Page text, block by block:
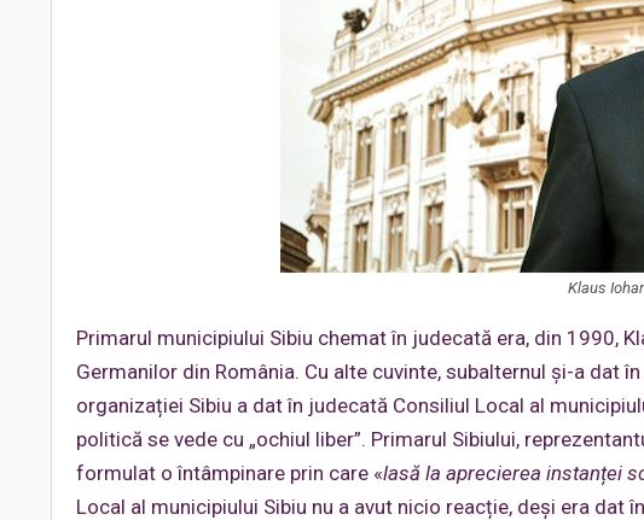
Klaus
Primarul municipiului Sibiu chemat în judecată era, din 1990,
Germanilor din România. Cu alte cuvinte, subalternul și-a dat
organizației Sibiu a dat în judecată Consiliul Local al
politică se vede cu „ochiul liber”. Primarul Sibiului,
formulat o întâmpinare prin care «lasă la aprecierea instanței
Local al municipiului Sibiu nu a avut nicio reacție, deși era dat